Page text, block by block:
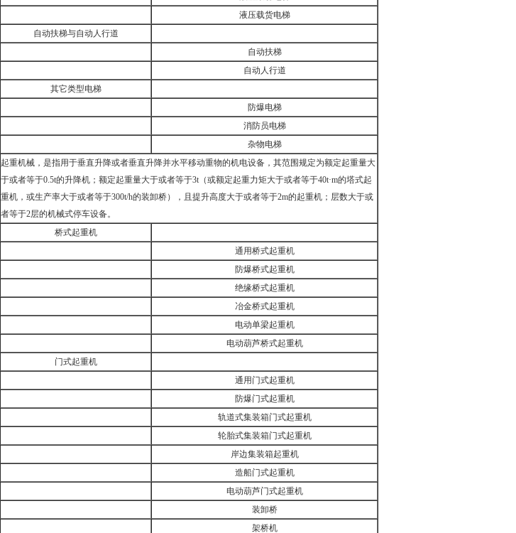
液压载货电梯
自动扶梯与自动人行道
自动扶梯
自动人行道
其它类型电梯
防爆电梯
消防员电梯
杂物电梯
起重机械，是指用于垂直升降或者垂直升降并水平移动重物的机电设备，其范围规定为额定起重量大
于或者等于0.5t的升降机；额定起重量大于或者等于3t（或额定起重力矩大于或者等于40t·m的塔式起
重机，或生产率大于或者等于300t/h的装卸桥），且提升高度大于或者等于2m的起重机；层数大于或
者等于2层的机械式停车设备。
桥式起重机
通用桥式起重机
防爆桥式起重机
绝缘桥式起重机
冶金桥式起重机
电动单梁起重机
电动葫芦桥式起重机
门式起重机
通用门式起重机
防爆门式起重机
轨道式集装箱门式起重机
轮胎式集装箱门式起重机
岸边集装箱起重机
造船门式起重机
电动葫芦门式起重机
装卸桥
架桥机